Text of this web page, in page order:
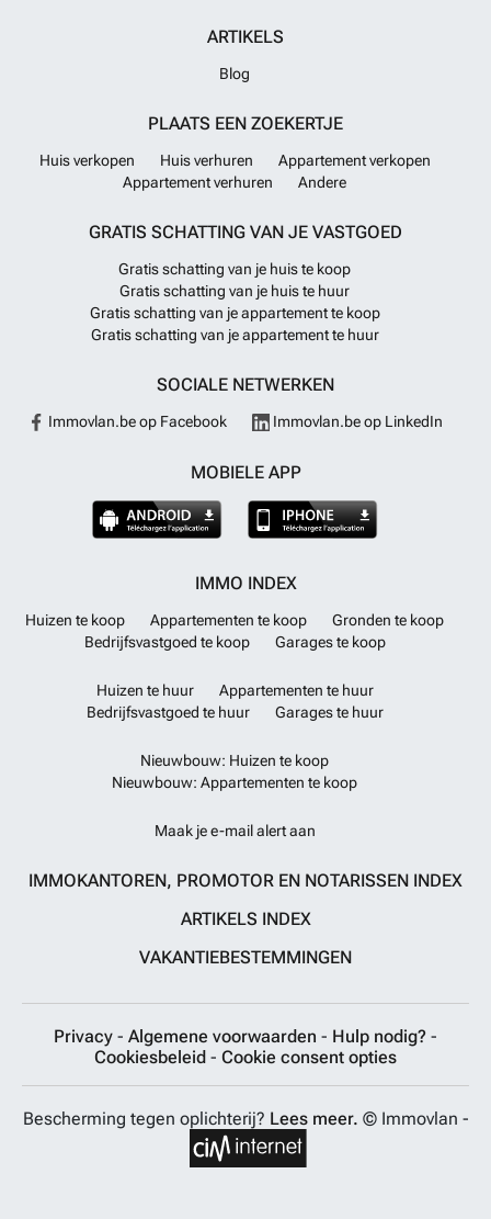
ARTIKELS
Blog
PLAATS EEN ZOEKERTJE
Huis verkopen Huis verhuren
Appartement verkopen
Appartement verhuren
Andere
GRATIS SCHATTING VAN JE VASTGOED
Gratis schatting van je huis te koop
Gratis schatting van je huis te huur
Gratis schatting van je appartement te koop
Gratis schatting van je appartement te huur
SOCIALE NETWERKEN
Immovlan.be op Facebook Immovlan.be op LinkedIn
MOBIELE APP
IMMO INDEX
Huizen te koop Appartementen te koop
Gronden te koop
Bedrijfsvastgoed te koop
Garages te koop
Huizen te huur
Appartementen te huur
Bedrijfsvastgoed te huur
Garages te huur
Nieuwbouw: Huizen te koop
Nieuwbouw: Appartementen te koop
Maak je e-mail alert aan
IMMOKANTOREN, PROMOTOR EN NOTARISSEN INDEX
ARTIKELS INDEX
VAKANTIEBESTEMMINGEN
Privacy - Algemene voorwaarden - Hulp nodig? -
Cookiesbeleid - Cookie consent opties
Bescherming tegen oplichterij? Lees meer. © Immovlan -